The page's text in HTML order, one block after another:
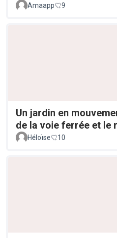
Amaapp 9
Un jardin en
de la voie ferrée et le
Héloïse 10